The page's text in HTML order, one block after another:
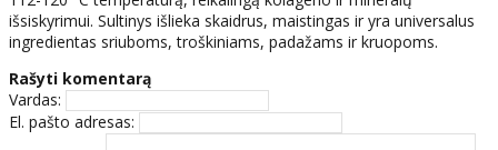
išsiskyrimui. Sultinys išlieka skaidrus, maistingas ir yra universalus
ingredientas sriuboms, troškiniams, padažams ir kruopoms.
Rašyti komentarą
Vardas:
El. pašto adresas: